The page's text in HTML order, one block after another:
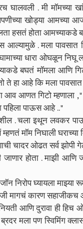
घालवली . मी मॉमच्या
खोड्या आमच्या
हसतं होता
आल्यामुळे . मला पावसात
धारा ओघळून
बघतं मॉमला आणि
ते हा आहे कि मला
आव आणत गिटो
पहिला पाऊस आहे .. "
. चला इथून लवकर
मॉम निघाली घराच्या
चादर ओढत सर्व झोपी
जाणार होता . माझी
निरोप घ्यायला माझ्या
मागचं कारण सहाजीकच
आणि दुरावा ही
मला पण स्विमिंग